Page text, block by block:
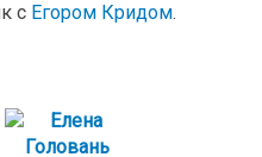
с Егором Кридом.